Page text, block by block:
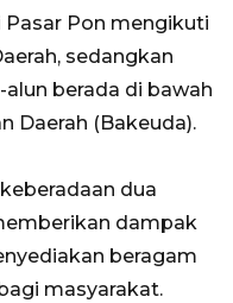
Pon mengikuti
sedangkan
berada di bawah
Daerah (Bakeuda).
dua
dampak
beragam
masyarakat.